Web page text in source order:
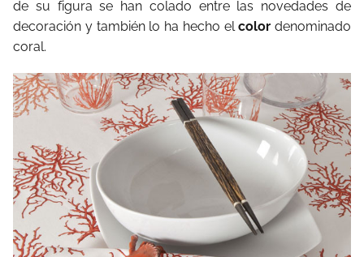
de su figura se han colado entre las novedades de
decoración y también lo ha hecho elcolor denominado
coral.